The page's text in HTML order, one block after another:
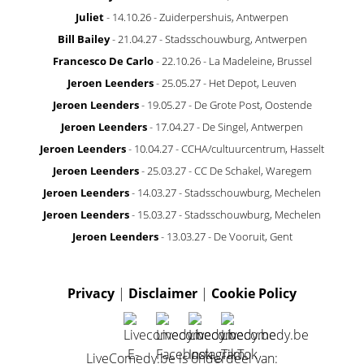
Juliet- 14.10.26 - Zuiderpershuis, Antwerpen
Bill Bailey- 21.04.27 - Stadsschouwburg, Antwerpen
Francesco De Carlo- 22.10.26 - La Madeleine, Brussel
Jeroen Leenders- 25.05.27 - Het Depot, Leuven
Jeroen Leenders- 19.05.27 - De Grote Post, Oostende
Jeroen Leenders- 17.04.27 - De Singel, Antwerpen
Jeroen Leenders- 10.04.27 - CCHA/cultuurcentrum, Hasselt
Jeroen Leenders- 25.03.27 - CC De Schakel, Waregem
Jeroen Leenders- 14.03.27 - Stadsschouwburg, Mechelen
Jeroen Leenders- 15.03.27 - Stadsschouwburg, Mechelen
Jeroen Leenders- 13.03.27 - De Vooruit, Gent
Privacy | Disclaimer | Cookie Policy
LiveComedy.be is onderdeel van: